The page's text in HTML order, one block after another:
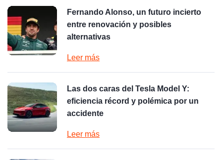
Fernando Alonso, un futuro incierto
entre renovación y posibles
alternativas
Leer más
Las dos caras del Tesla Model Y:
eficiencia récord y polémica por un
accidente
Leer más